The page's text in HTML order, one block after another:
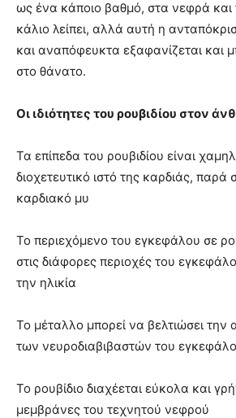
ως ένα κάποιο βαθμό, στα νεφρά και
κάλιο λείπει, αλλά αυτή η
και αναπόφευκτα εξαφανίζεται και
στο θάνατο.
Οι ιδιότητες του ρουβιδίου στον
Τα επίπεδα του ρουβιδίου είναι
διοχετευτικό ιστό της καρδιάς, παρά
καρδιακό μυ
Το περιεχόμενο του εγκεφάλου σε
στις διάφορες περιοχές του
την ηλικία
Το μέταλλο μπορεί να βελτιώσει την
των νευροδιαβιβαστών του
Το ρουβίδιο διαχέεται εύκολα και
μεμβράνες του τεχνητού νεφρού